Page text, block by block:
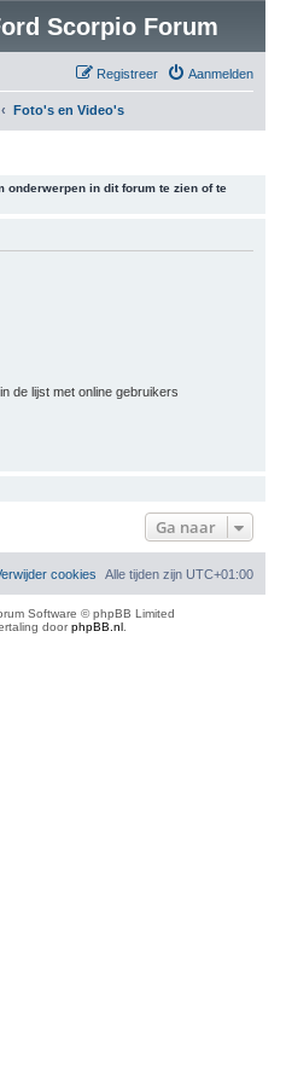
Scorpio Forum
Aanmelden
Registreer
Foto's en Video's
in dit forum te zien of te
de lijst met online gebruikers
Ga naar
Alle tijden zijn UTC+01:00
cookies
Software © phpBB Limited
doorphpBB.nl